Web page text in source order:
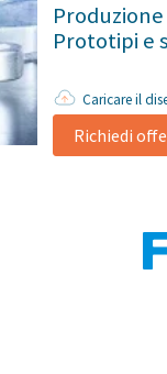
Prototipi e
Caricare il
Richiedi